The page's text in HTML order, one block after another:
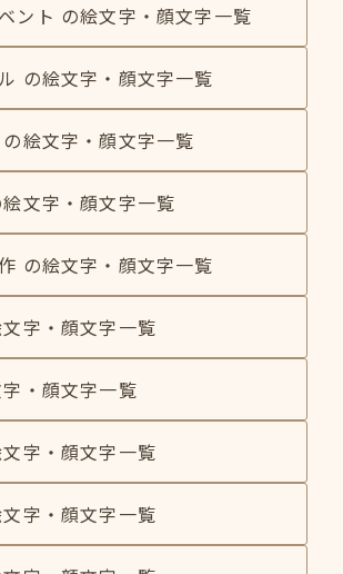
ント の絵文字・顔文字一覧
の絵文字・顔文字一覧
絵文字・顔文字一覧
文字・顔文字一覧
の絵文字・顔文字一覧
字・顔文字一覧
・顔文字一覧
字・顔文字一覧
字・顔文字一覧